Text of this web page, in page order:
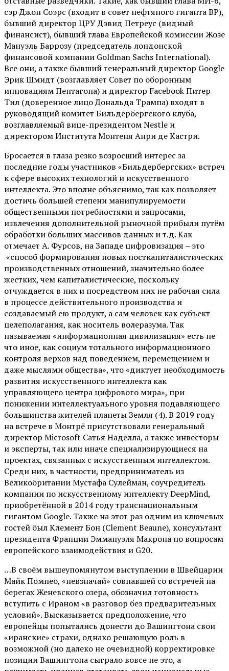
сэр Джон Соэрс (входит в совет нефтяного гиганта BP),
бывший директор ЦРУ Дэвид Петреус (видный
финансист), бывший глава Европейской комиссии Жозе
Мануэль Баррозу (председатель лондонской
финансовой компании Goldman Sachs International).
Все они, а также бывший генеральный директор Google
Эрик Шмидт (возглавляет Совет по оборонным
инновациям Пентагона) и директор Facebook Питер
Тил (доверенное лицо Дональда Трампа) входят в
руководящий комитет Бильдербергского клуба,
возглавляемый вице-президентом Nestle и
директором Института Монтеня Анри де Кастри.
Бросается в глаза резко возросший интерес за
последние годы участников «Бильдербергских» встреч
к сфере высоких технологий и искусственного
интеллекта. Это вполне объяснимо, так как позволяет
достичь большей степени манипулируемости
общественными потребностями и запросами,
извлечения дополнительной рыночной прибыли путём
обработки больших массивов данных и т.д. Как
отмечает А. Фурсов, на Западе цифровизация – это
«способ формирования новых посткапиталистических
производственных отношений, значительно более
жестких, чем капиталистические, поскольку
отчуждается в них и посредством них не рабочая сила
в процессе действительного производства и
создаваемый ею продукт, а сам человек как субъект
целеполагания, как носитель волеразума. Так
называемая «информационная цивилизация» есть не
что иное, как социум тотального информационного
контроля верхов над поведением, перемещением и
даже мыслями общества», что «диктует необходимость
развития искусственного интеллекта как
управляющего центра цифрового мира», при
понижении интеллектуального уровня подавляющего
большинства жителей планеты Земля (4). В 2019 году
на встрече в Монтрё присутствовали генеральный
директор Microsoft Сатья Наделла, а также инвесторы
и эксперты, так или иначе специализирующиеся на
проектах, связанных с искусственным интеллектом.
Среди них, в частности, предприниматель из
Великобритании Мустафа Сулейман, соучредитель
компании по искусственному интеллекту DeepMind,
приобретённой в 2014 году транснациональным
гигантом Google. Также на этот раз одним из ключевых
гостей был Клемент Бон (Clement Beaune), консультант
президента Франции Эммануэля Макрона по вопросам
европейского взаимодействия и G20.
…В своём вышеупомянутом выступлении в Швейцарии
Майк Помпео, «невзначай» совпавшей со встречей на
берегах Женевского озера, обозначил готовность
вступить с Ираном «в разговор без предварительных
условий». Высказывается предположение, что
европейцы попытались донести до Вашингтона свои
«иранские» страхи, однако решающую роль в
возможной (но далеко не очевидной) корректировке
позиции Вашингтона сыграло вовсе не это, а